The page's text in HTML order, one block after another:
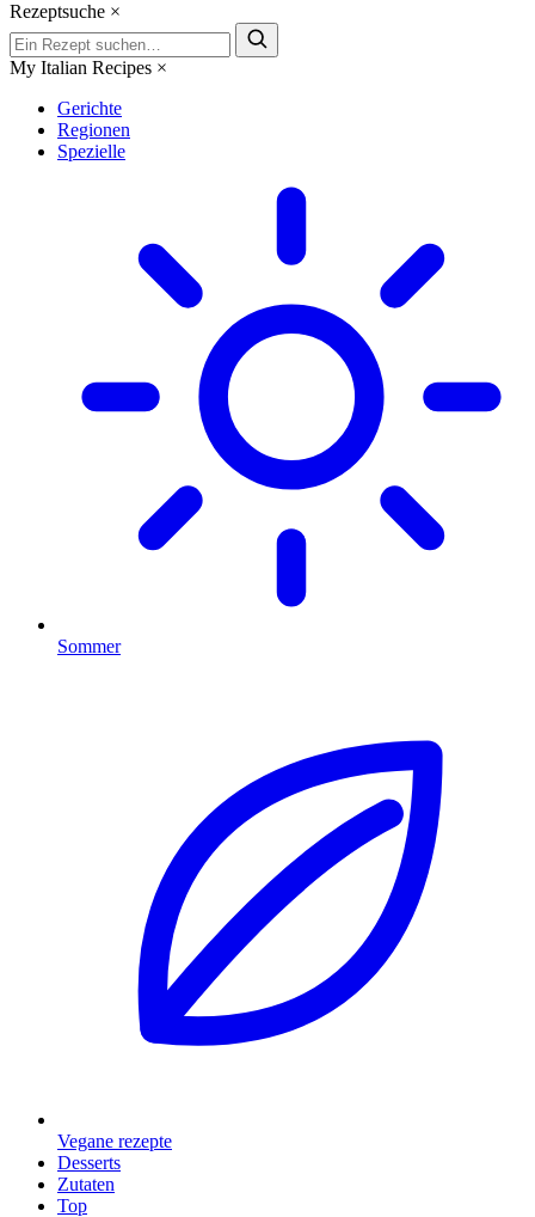
Rezeptsuche ×
My Italian Recipes ×
Gerichte
Regionen
Spezielle
Sommer
Vegane rezepte
Desserts
Zutaten
Top